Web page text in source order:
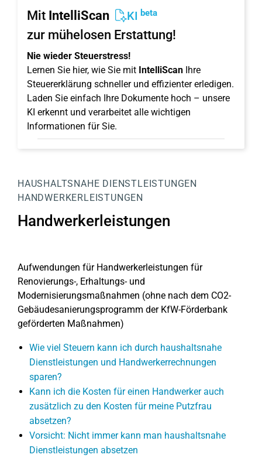
Mit IntelliScan KI beta
zur mühelosen Erstattung!
Nie wieder Steuerstress!
Lernen Sie hier, wie Sie mit IntelliScan Ihre
Steuererklärung schneller und effizienter erledigen.
Laden Sie einfach Ihre Dokumente hoch – unsere
KI erkennt und verarbeitet alle wichtigen
Informationen für Sie.
HAUSHALTSNAHE DIENSTLEISTUNGEN
HANDWERKERLEISTUNGEN
Handwerkerleistungen
Aufwendungen für Handwerkerleistungen für
Renovierungs-, Erhaltungs- und
Modernisierungsmaßnahmen (ohne nach dem CO2-
Gebäudesanierungsprogramm der KfW-Förderbank
geförderten Maßnahmen)
Wie viel Steuern kann ich durch haushaltsnahe
Dienstleistungen und Handwerkerrechnungen
sparen?
Kann ich die Kosten für einen Handwerker auch
zusätzlich zu den Kosten für meine Putzfrau
absetzen?
Vorsicht: Nicht immer kann man haushaltsnahe
Dienstleistungen absetzen